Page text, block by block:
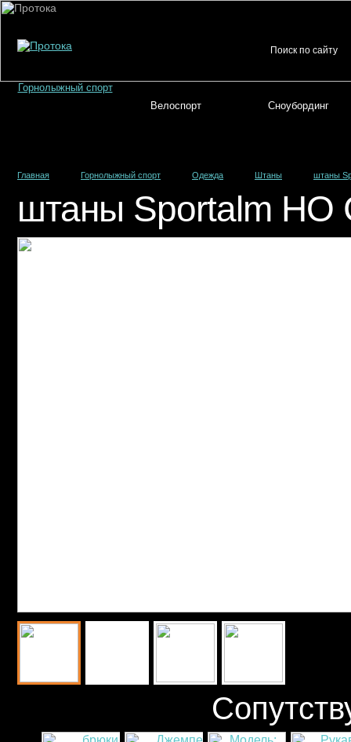
Горнолыжный спорт
Велоспорт
Сноубординг
Главная Горнолыжный спорт Одежда Штаны штаны
штаны Sportalm HO